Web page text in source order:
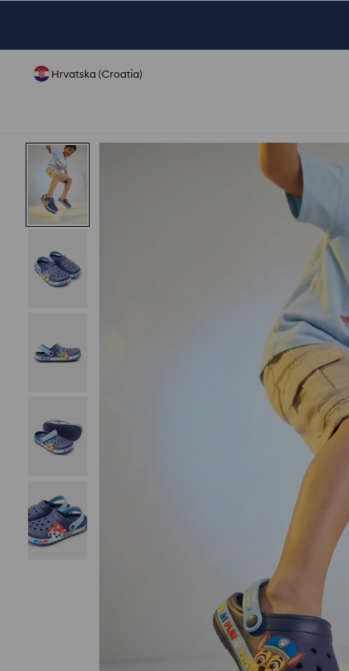
Hrvatska (Croatia)